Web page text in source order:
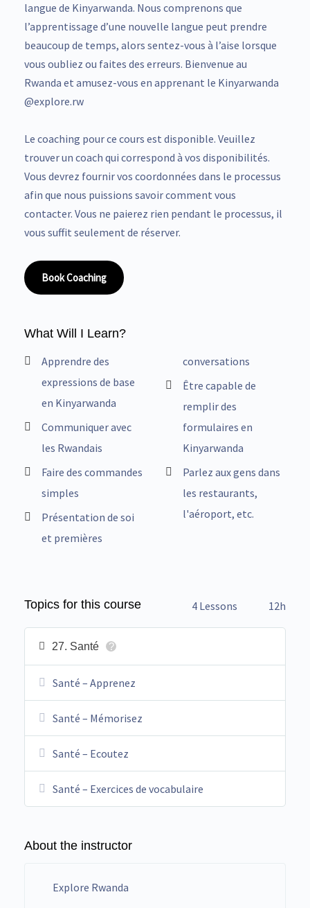
langue de Kinyarwanda. Nous comprenons que
l’apprentissage d’une nouvelle langue peut prendre
beaucoup de temps, alors sentez-vous à l’aise lorsque
vous oubliez ou faites des erreurs. Bienvenue au
Rwanda et amusez-vous en apprenant le Kinyarwanda
@explore.rw
Le coaching pour ce cours est disponible. Veuillez
trouver un coach qui correspond à vos disponibilités.
Vous devrez fournir vos coordonnées dans le processus
afin que nous puissions savoir comment vous
contacter. Vous ne paierez rien pendant le processus, il
vous suffit seulement de réserver.
Book Coaching
What Will I Learn?
Apprendre des
expressions de base
en Kinyarwanda
Communiquer avec
les Rwandais
Faire des commandes
simples
Présentation de soi
et premières
conversations
Être capable de
remplir des
formulaires en
Kinyarwanda
Parlez aux gens dans
les restaurants,
l'aéroport, etc.
Topics for this course 4 Lessons 12h
27. Santé ?
Santé – Apprenez
Santé – Mémorisez
Santé – Ecoutez
Santé – Exercices de vocabulaire
About the instructor
Explore Rwanda